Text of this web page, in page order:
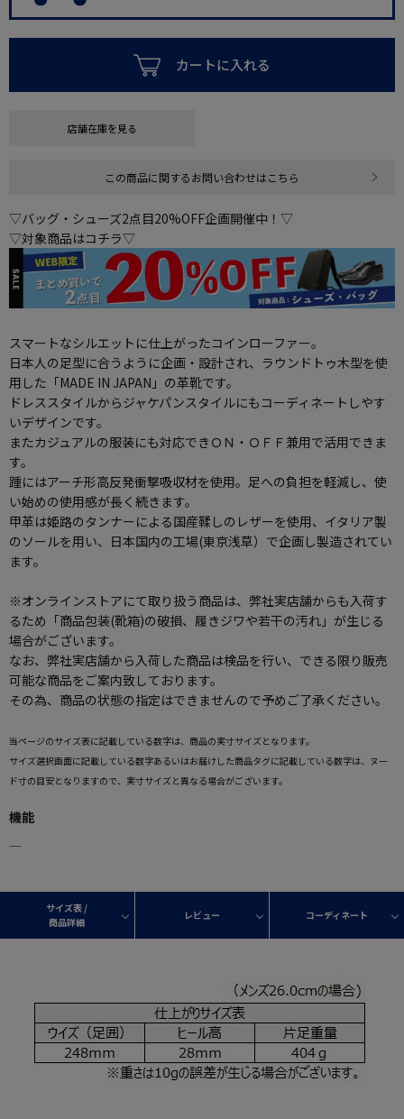
カートに入れる
店舗在庫を見る
この商品に関するお問い合わせはこちら
▽バッグ・シューズ2点目20%OFF企画開催中！▽
▽対象商品はコチラ▽
スマートなシルエットに仕上がったコインローファー。
日本人の足型に合うように企画・設計され、ラウンドトゥ木型を使
用した「MADE IN JAPAN」の革靴です。
ドレススタイルからジャケパンスタイルにもコーディネートしやす
いデザインです。
またカジュアルの服装にも対応できＯＮ・ＯＦＦ兼用で活用できま
す。
踵にはアーチ形高反発衝撃吸収材を使用。足への負担を軽減し、使
い始めの使用感が長く続きます。
甲革は姫路のタンナーによる国産鞣しのレザーを使用、イタリア製
のソールを用い、日本国内の工場(東京浅草）で企画し製造されてい
ます。
※オンラインストアにて取り扱う商品は、弊社実店舗からも入荷す
るため「商品包装(靴箱)の破損、履きジワや若干の汚れ」が生じる
場合がございます。
なお、弊社実店舗から入荷した商品は検品を行い、できる限り販売
可能な商品をご案内致しております。
その為、商品の状態の指定はできませんので予めご了承ください。
当ページのサイズ表に記載している数字は、商品の実寸サイズとなります。
サイズ選択画面に記載している数字あるいはお届けした商品タグに記載している数字は、ヌー
ド寸の目安となりますので、実寸サイズと異なる場合がございます。
機能
―
サイズ表 /
商品詳細
レビュー コーディネート